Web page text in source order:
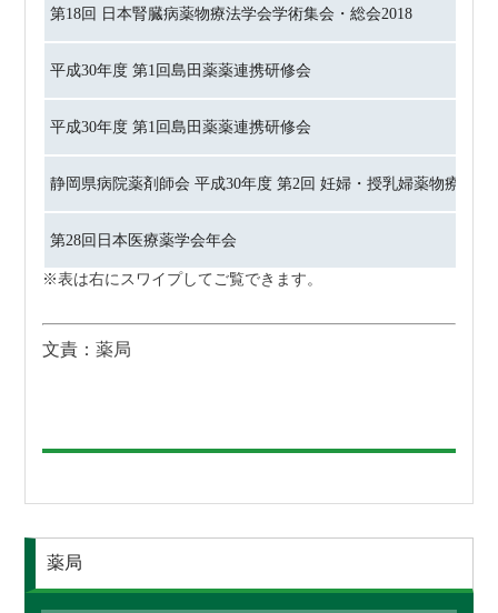
第18回 日本腎臓病薬物療法学会学術集会・総会2018
平成30年度 第1回島田薬薬連携研修会
平成30年度 第1回島田薬薬連携研修会
静岡県病院薬剤師会 平成30年度 第2回 妊婦・授乳婦薬物療法研
第28回日本医療薬学会年会
文責：薬局
薬局